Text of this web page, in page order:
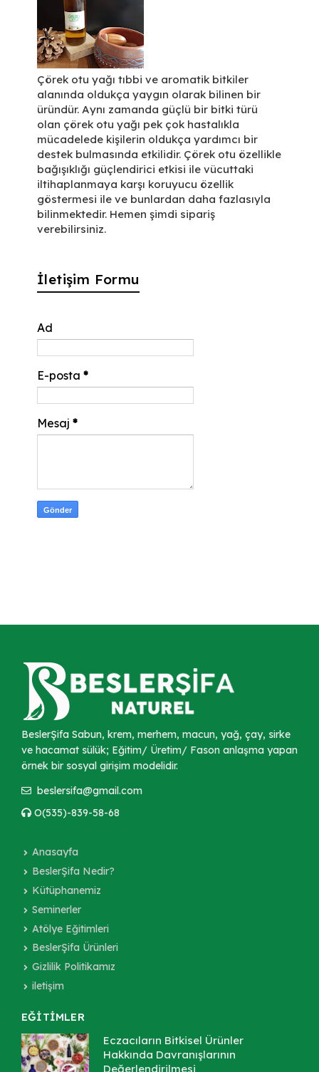
Çörek otu yağı tıbbi ve aromatik bitkiler
alanında oldukça yaygın olarak bilinen bir
üründür. Aynı zamanda güçlü bir bitki türü
olan çörek otu yağı pek çok hastalıkla
mücadelede kişilerin oldukça yardımcı bir
destek bulmasında etkilidir. Çörek otu özellikle
bağışıklığı güçlendirici etkisi ile vücuttaki
iltihaplanmaya karşı koruyucu özellik
göstermesi ile ve bunlardan daha fazlasıyla
bilinmektedir. Hemen şimdi sipariş
verebilirsiniz.
İletişim Formu
Ad
E-posta *
Mesaj *
BeslerŞifa Sabun, krem, merhem, macun, yağ, çay, sirke
ve hacamat sülük; Eğitim/ Üretim/ Fason anlaşma yapan
örnek bir sosyal girişim modelidir.
beslersifa@gmail.com
O(535)-839-58-68
Anasayfa
BeslerŞifa Nedir?
Kütüphanemiz
Seminerler
Atölye Eğitimleri
BeslerŞifa Ürünleri
Gizlilik Politikamız
iletişim
EĞİTİMLER
Eczacıların Bitkisel Ürünler
Hakkında Davranışlarının
Değerlendirilmesi